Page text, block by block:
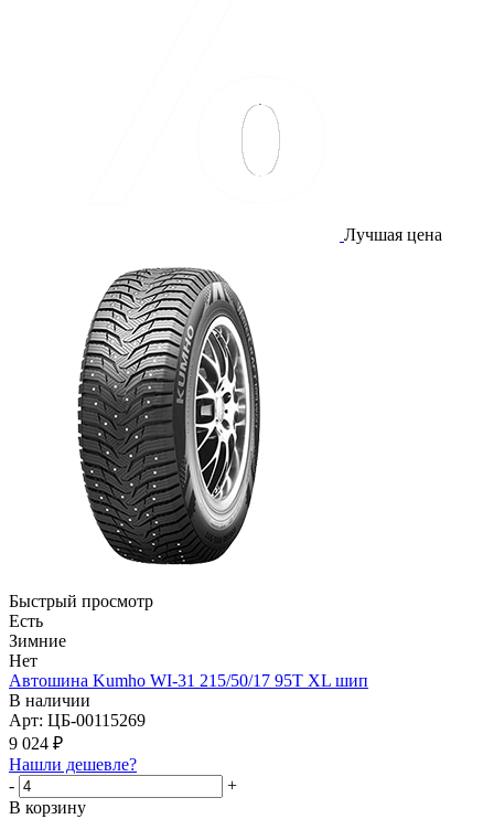
Лучшая цена
Быстрый просмотр
Есть
Зимние
Нет
Автошина Kumho WI-31 215/50/17 95T XL шип
В наличии
Арт: ЦБ-00115269
9 024 ₽
Нашли дешевле?
-
+
В корзину